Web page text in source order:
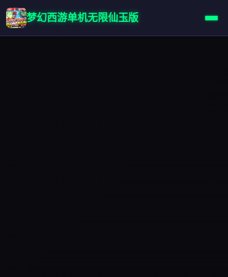
梦幻西游单机无限仙玉版